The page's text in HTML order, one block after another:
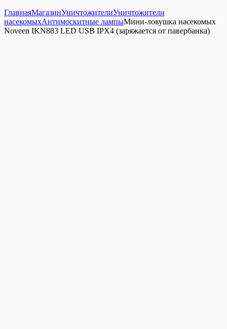
ГлавнаяМагазинУничтожителиУничтожители
насекомыхАнтимоскитные лампыМини-ловушка насекомых
Noveen IKN883 LED USB IPX4 (заряжается от павербанка)